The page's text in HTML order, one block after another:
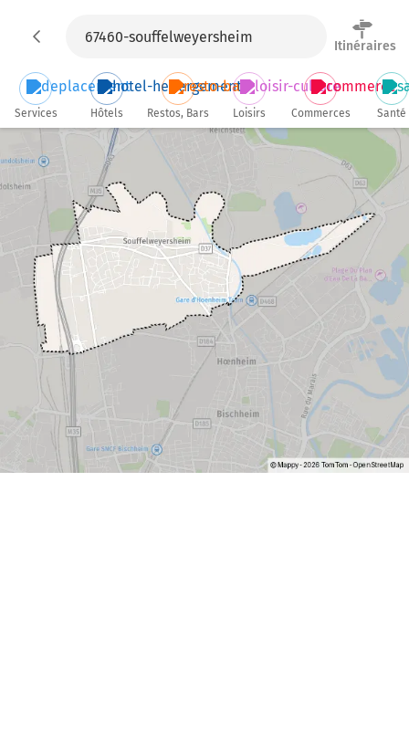
Itinéraires
Services Hôtels Restos, Bars Loisirs Commerces Santé